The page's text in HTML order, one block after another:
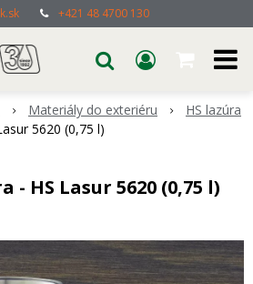
+421 48 4700 130
Materiály do exteriéru
HS lazúra
5620 (0,75 l)
- HS Lasur 5620 (0,75 l)